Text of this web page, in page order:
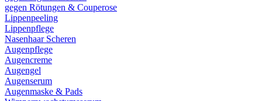
gegen Rötungen & Couperose
Lippenpeeling
Lippenpflege
Nasenhaar Scheren
Augenpflege
Augencreme
Augengel
Augenserum
Augenmaske & Pads